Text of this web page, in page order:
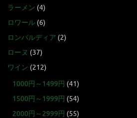
ラーメン (4)
ロワール (6)
ロンバルディア (2)
ローヌ (37)
ワイン (212)
1000円～1499円 (41)
1500円～1999円 (54)
2000円～2999円 (55)